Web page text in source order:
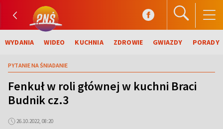
WYDANIA WIDEO KUCHNIA ZDROWIE GWIAZDY PORADY
PYTANIE NA ŚNIADANIE
Fenkuł w roli głównej w kuchni Braci
Budnik cz.3
26.10.2022, 08:20